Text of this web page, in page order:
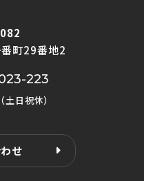
町29番地2
223
日祝休）
せ